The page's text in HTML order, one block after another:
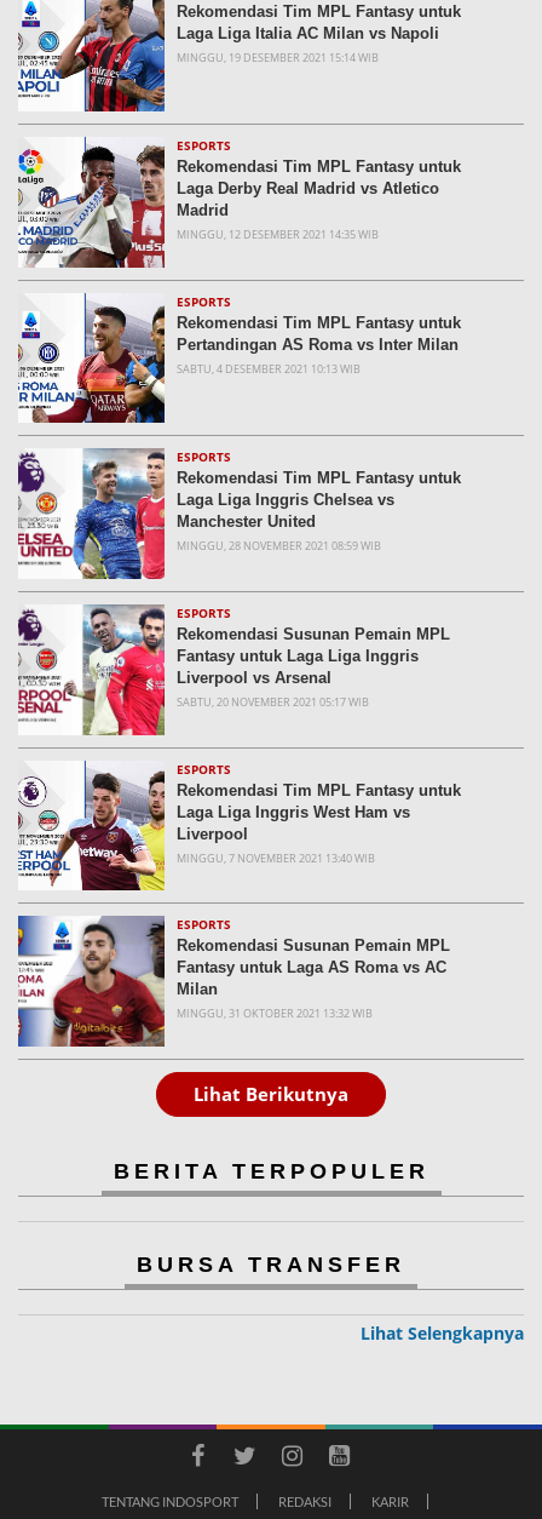
Rekomendasi Tim MPL Fantasy untuk
Laga Liga Italia AC Milan vs Napoli
MINGGU, 19 DESEMBER 2021 15:14 WIB
ESPORTS
Rekomendasi Tim MPL Fantasy untuk
Laga Derby Real Madrid vs Atletico
Madrid
MINGGU, 12 DESEMBER 2021 14:35 WIB
ESPORTS
Rekomendasi Tim MPL Fantasy untuk
Pertandingan AS Roma vs Inter Milan
SABTU, 4 DESEMBER 2021 10:13 WIB
ESPORTS
Rekomendasi Tim MPL Fantasy untuk
Laga Liga Inggris Chelsea vs
Manchester United
MINGGU, 28 NOVEMBER 2021 08:59 WIB
ESPORTS
Rekomendasi Susunan Pemain MPL
Fantasy untuk Laga Liga Inggris
Liverpool vs Arsenal
SABTU, 20 NOVEMBER 2021 05:17 WIB
ESPORTS
Rekomendasi Tim MPL Fantasy untuk
Laga Liga Inggris West Ham vs
Liverpool
MINGGU, 7 NOVEMBER 2021 13:40 WIB
ESPORTS
Rekomendasi Susunan Pemain MPL
Fantasy untuk Laga AS Roma vs AC
Milan
MINGGU, 31 OKTOBER 2021 13:32 WIB
Lihat Berikutnya
BERITA TERPOPULER
BURSA TRANSFER
Lihat Selengkapnya
TENTANG INDOSPORT REDAKSI KARIR